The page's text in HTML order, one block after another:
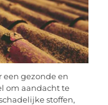
een gezonde en
om aandacht te
stoffen,